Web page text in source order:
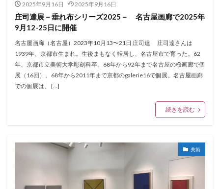
2025年9月16日 2025年9月16日
庄司達展－垂れ布シリーズ2025－ 名古屋画廊で2025年
9月12-25日に開催
名古屋画廊（名古屋）2023年10月13〜21日 庄司達 庄司達さんは
1939年、京都市生まれ。生後まもなく転居し、名古屋市で育った。62
年、京都市立美術大学彫刻科卒。68年から92年まで名古屋の桜画廊で個
展（16回）。68年から2011年まで京都のgalerie16で個展。名古屋画廊
での個展は、 […]
続きを読む
美術